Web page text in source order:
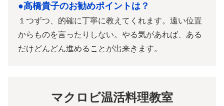
●高橋貴子のお勧めポイントは？
１つずつ、的確に丁寧に教えてくれます。遠い位置
からものを言ったりしない。やる気があれば、ある
だけどんどん進めることが出来きます。
マクロビ温活料理教室